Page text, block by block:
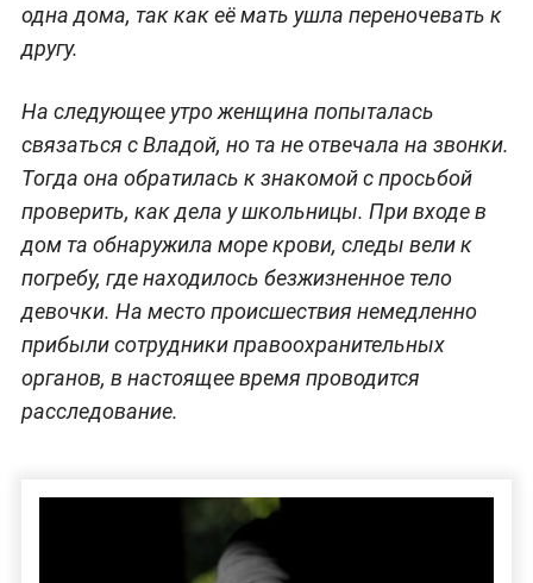
одна дома, так как её мать ушла переночевать к
другу.
На следующее утро женщина попыталась
связаться с Владой, но та не отвечала на звонки.
Тогда она обратилась к знакомой с просьбой
проверить, как дела у школьницы. При входе в
дом та обнаружила море крови, следы вели к
погребу, где находилось безжизненное тело
девочки. На место происшествия немедленно
прибыли сотрудники правоохранительных
органов, в настоящее время проводится
расследование.